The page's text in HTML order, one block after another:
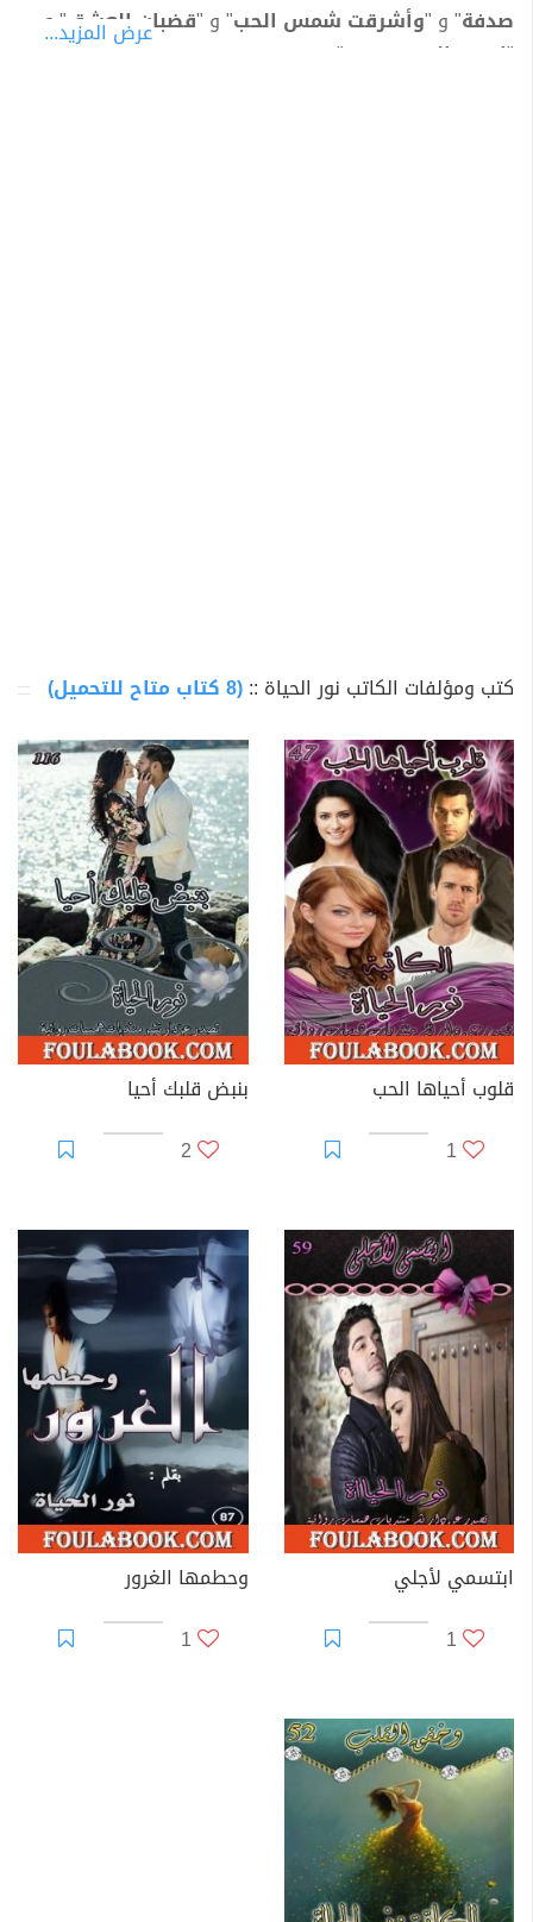
صدفة" و "وأشرقت شمس الحب" و "قضبان العشق" و
"انصت إلى همسي ".
عرض المزيد...
كتب ومؤلفات الكاتب نور الحياة ::(8 كتاب متاح للتحميل)
قلوب أحياها الحب
1
بنبض قلبك أحيا
2
ابتسمي لأجلي
1
وحطمها الغرور
1